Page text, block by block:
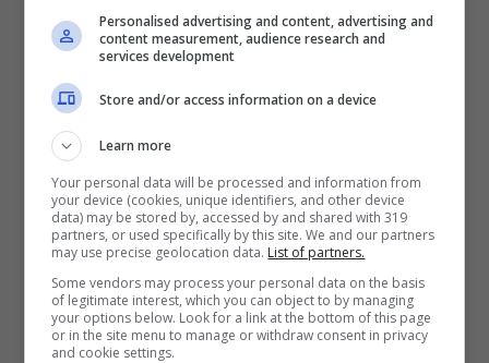
a botta sicura, non sbaglia.
Dopo un check del VAR, confermato anche
il gol dell’appena entrato Alexis Sanchez.
L’Inter compie un passo importantissimo
verso lo Scudetto.
Personalised advertising and content, advertising and
content measurement, audience research and
services development
Store and/or access information on a device
Learn more
Your personal data will be processed and information from
your device (cookies, unique identifiers, and other device
data) may be stored by, accessed by and shared with 319
partners, or used specifically by this site. We and our partners
may use precise geolocation data. List of partners.
Some vendors may process your personal data on the basis
of legitimate interest, which you can object to by managing
your options below. Look for a link at the bottom of this page
or in the site menu to manage or withdraw consent in privacy
and cookie settings.